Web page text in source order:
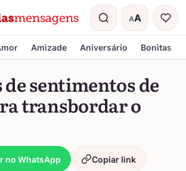
AA
Tamanho do
Amizade Aniversário Bonitas
de sentimentos de
transbordar o
no WhatsApp Copiar link